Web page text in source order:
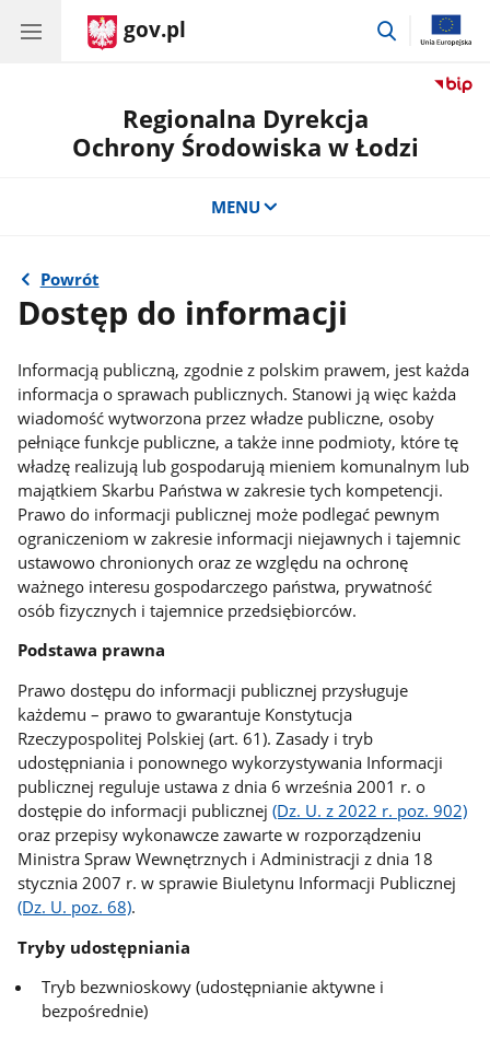
gov.pl
przejdź
Regionalna Dyrekcja
Ochrony Środowiska w Łodzi
MENU
Powrót
Dostęp do informacji
Informacją publiczną, zgodnie z polskim prawem, jest każda
informacja o sprawach publicznych. Stanowi ją więc każda
wiadomość wytworzona przez władze publiczne, osoby
pełniące funkcje publiczne, a także inne podmioty, które tę
władzę realizują lub gospodarują mieniem komunalnym lub
majątkiem Skarbu Państwa w zakresie tych kompetencji.
Prawo do informacji publicznej może podlegać pewnym
ograniczeniom w zakresie informacji niejawnych i tajemnic
ustawowo chronionych oraz ze względu na ochronę
ważnego interesu gospodarczego państwa, prywatność
osób fizycznych i tajemnice przedsiębiorców.
Podstawa prawna
Prawo dostępu do informacji publicznej przysługuje
każdemu – prawo to gwarantuje Konstytucja
Rzeczypospolitej Polskiej (art. 61). Zasady i tryb
udostępniania i ponownego wykorzystywania Informacji
publicznej reguluje ustawa z dnia 6 września 2001 r. o
dostępie do informacji publicznej(Dz. U. z 2022 r. poz. 902)
oraz przepisy wykonawcze zawarte w rozporządzeniu
Ministra Spraw Wewnętrznych i Administracji z dnia 18
stycznia 2007 r. w sprawie Biuletynu Informacji Publicznej
(Dz. U. poz. 68).
Tryby udostępniania
Tryb bezwnioskowy (udostępnianie aktywne i
bezpośrednie)